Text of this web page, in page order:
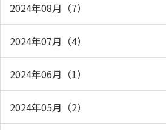
2024年08月（7）
2024年07月（4）
2024年06月（1）
2024年05月（2）